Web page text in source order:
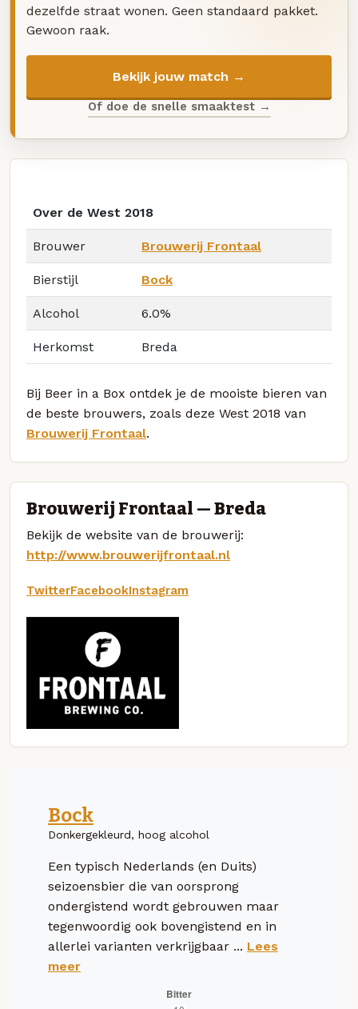
dezelfde straat wonen. Geen standaard pakket.
Gewoon raak.
Bekijk jouw match →
Of doe de snelle smaaktest →
Over de West 2018
Brouwer Brouwerij Frontaal
Bierstijl Bock
Alcohol 6.0%
Herkomst Breda
Bij Beer in a Box ontdek je de mooiste bieren van
de beste brouwers, zoals deze West 2018 van
Brouwerij Frontaal.
Brouwerij Frontaal — Breda
Bekijk de website van de brouwerij:
http://www.brouwerijfrontaal.nl
TwitterFacebookInstagram
Bock
Donkergekleurd, hoog alcohol
Een typisch Nederlands (en Duits)
seizoensbier die van oorsprong
ondergistend wordt gebrouwen maar
tegenwoordig ook bovengistend en in
allerlei varianten verkrijgbaar ... Lees
meer